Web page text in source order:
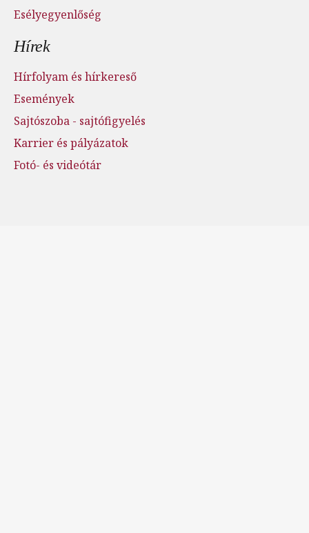
Esélyegyenlőség
Hírek
Hírfolyam és hírkereső
Események
Sajtószoba - sajtófigyelés
Karrier és pályázatok
Fotó- és videótár